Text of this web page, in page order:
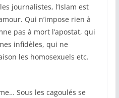
journalistes, l’Islam est
Qui n’impose rien à
pas à mort l’apostat, qui
infidèles, qui ne
les homosexuels etc.
Sous les cagoulés se